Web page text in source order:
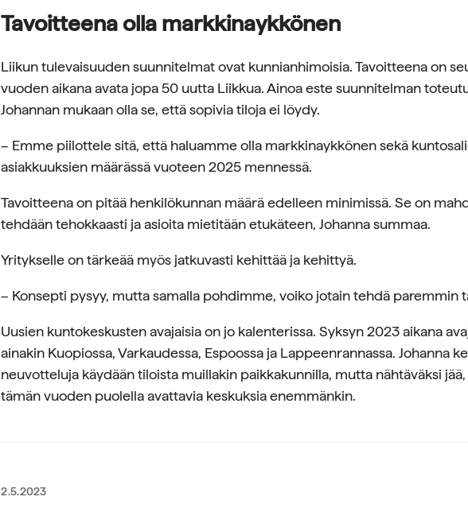
Tavoitteena olla markkinaykkönen
Liikun tulevaisuuden suunnitelmat ovat kunnianhimoisia. Tavoitteena on
vuoden aikana avata jopa 50 uutta Liikkua. Ainoa este suunnitelman
Johannan mukaan olla se, että sopivia tiloja ei löydy.
– Emme piilottele sitä, että haluamme olla markkinaykkönen sekä
asiakkuuksien määrässä vuoteen 2025 mennessä.
Tavoitteena on pitää henkilökunnan määrä edelleen minimissä. Se on
tehdään tehokkaasti ja asioita mietitään etukäteen, Johanna summaa.
Yritykselle on tärkeää myös jatkuvasti kehittää ja kehittyä.
– Konsepti pysyy, mutta samalla pohdimme, voiko jotain tehdä paremmin
Uusien kuntokeskusten avajaisia on jo kalenterissa. Syksyn 2023 aikana
ainakin Kuopiossa, Varkaudessa, Espoossa ja Lappeenrannassa. Johanna
neuvotteluja käydään tiloista muillakin paikkakunnilla, mutta nähtäväksi
tämän vuoden puolella avattavia keskuksia enemmänkin.
2.5.2023